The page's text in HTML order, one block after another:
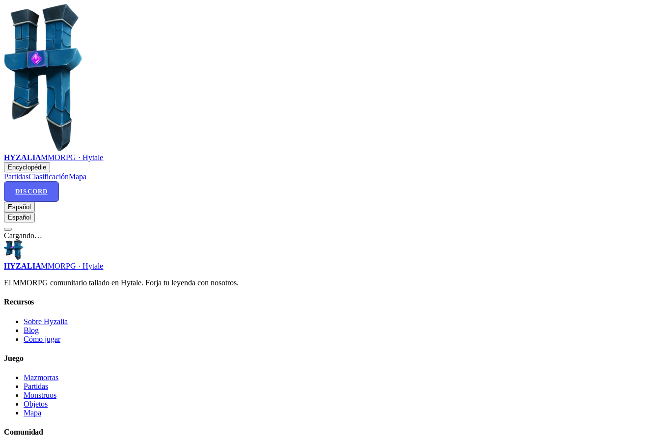
HYZALIAMMORPG · Hytale
Encyclopédie
PartidasClasificaciónMapa
DISCORD
Español
Español
Cargando…
HYZALIAMMORPG · Hytale
El MMORPG comunitario tallado en Hytale. Forja tu leyenda con nosotros.
Recursos
Sobre Hyzalia
Blog
Cómo jugar
Juego
Mazmorras
Partidas
Monstruos
Objetos
Mapa
Comunidad